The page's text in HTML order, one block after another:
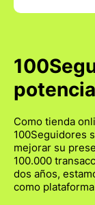
Como tienda
100Seguidores
mejorar su
100.000
dos años,
como